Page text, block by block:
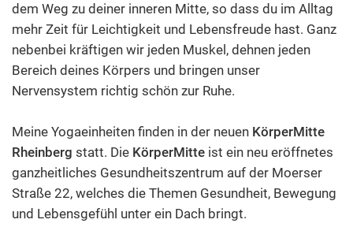
dem Weg zu deiner inneren Mitte, so dass du im Alltag
mehr Zeit für Leichtigkeit und Lebensfreude hast. Ganz
nebenbei kräftigen wir jeden Muskel, dehnen jeden
Bereich deines Körpers und bringen unser
Nervensystem richtig schön zur Ruhe.
Meine Yogaeinheiten finden in der neuen KörperMitte
Rheinberg statt. Die KörperMitte ist ein neu eröffnetes
ganzheitliches Gesundheitszentrum auf der Moerser
Straße 22, welches die Themen Gesundheit, Bewegung
und Lebensgefühl unter ein Dach bringt.